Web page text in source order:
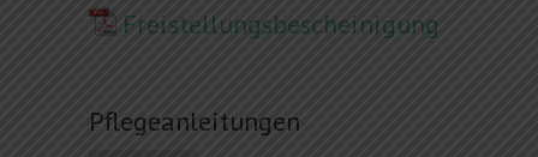
Freistellungsbescheinigung
Pflegeanleitungen